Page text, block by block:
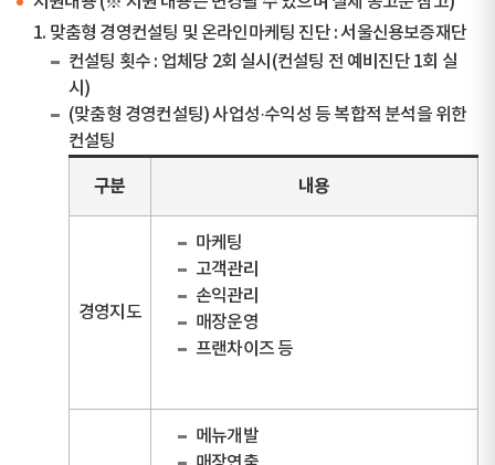
1. 맞춤형 경영컨설팅 및 온라인마케팅 진단 : 서울신용보증재단
컨설팅 횟수 : 업체당 2회 실시(컨설팅 전 예비진단 1회 실
시)
(맞춤형 경영컨설팅) 사업성·수익성 등 복합적 분석을 위한
컨설팅
구분 내용
경영지도
마케팅
고객관리
손익관리
매장운영
프랜차이즈 등
메뉴개발